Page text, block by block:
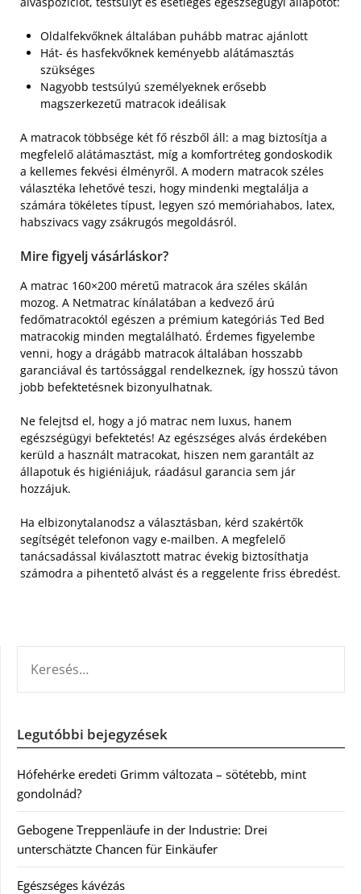
Oldalfekvőknek általában puhább matrac ajánlott
Hát- és hasfekvőknek keményebb alátámasztás
szükséges
Nagyobb testsúlyú személyeknek erősebb
magszerkezetű matracok ideálisak
A matracok többsége két fő részből áll: a mag biztosítja a
megfelelő alátámasztást, míg a komfortréteg gondoskodik
a kellemes fekvési élményről. A modern matracok széles
választéka lehetővé teszi, hogy mindenki megtalálja a
számára tökéletes típust, legyen szó memóriahabos, latex,
habszivacs vagy zsákrugós megoldásról.
Mire figyelj vásárláskor?
A matrac 160×200 méretű matracok ára széles skálán
mozog. A Netmatrac kínálatában a kedvező árú
fedőmatracoktól egészen a prémium kategóriás Ted Bed
matracokig minden megtalálható. Érdemes figyelembe
venni, hogy a drágább matracok általában hosszabb
garanciával és tartóssággal rendelkeznek, így hosszú távon
jobb befektetésnek bizonyulhatnak.
Ne felejtsd el, hogy a jó matrac nem luxus, hanem
egészségügyi befektetés! Az egészséges alvás érdekében
kerüld a használt matracokat, hiszen nem garantált az
állapotuk és higiéniájuk, ráadásul garancia sem jár
hozzájuk.
Ha elbizonytalanodsz a választásban, kérd szakértők
segítségét telefonon vagy e-mailben. A megfelelő
tanácsadással kiválasztott matrac évekig biztosíthatja
számodra a pihentető alvást és a reggelente friss ébredést.
Legutóbbi bejegyzések
Hófehérke eredeti Grimm változata – sötétebb, mint
gondolnád?
Gebogene Treppenläufe in der Industrie: Drei
unterschätzte Chancen für Einkäufer
Egészséges kávézás